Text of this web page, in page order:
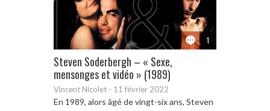
1
Steven Soderbergh – « Sexe,
mensonges et vidéo » (1989)
Vincent Nicolet - 11 février 2022
En 1989, alors âgé de vingt-six ans, Steven